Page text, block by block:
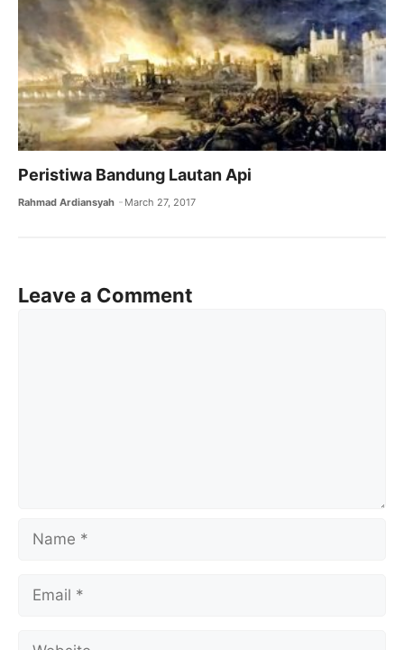
Peristiwa Bandung Lautan Api
Rahmad Ardiansyah March 27, 2017
Leave a Comment
Name
Email
Website